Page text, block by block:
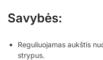
Savybės:
Reguliuojamas aukštis
strypus.